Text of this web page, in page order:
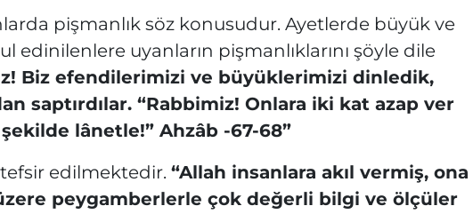
pişmanlık söz konusudur. Ayetlerde büyük ve
edinilenlere uyanların pişmanlıklarını şöyle dile
Biz efendilerimizi ve büyüklerimizi dinledik,
saptırdılar. “Rabbimiz! Onlara iki kat azap ver
lânetle!” Ahzâb -67-68”
edilmektedir. “Allah insanlara akıl vermiş, ona
peygamberlerle çok değerli bilgi ve ölçüler